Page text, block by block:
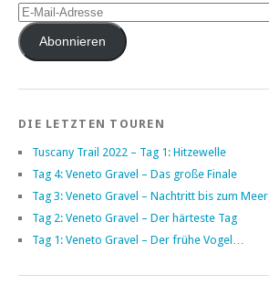
E-
Mail-
AdresseAbonnieren
DIE LETZTEN TOUREN
Tuscany Trail 2022 – Tag 1: Hitzewelle
Tag 4: Veneto Gravel – Das große Finale
Tag 3: Veneto Gravel – Nachtritt bis zum Meer
Tag 2: Veneto Gravel – Der härteste Tag
Tag 1: Veneto Gravel – Der frühe Vogel…